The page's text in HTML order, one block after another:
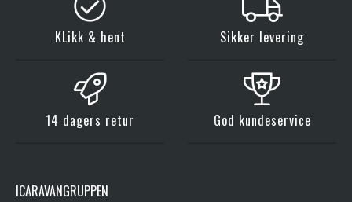
KLikk & hent Sikker levering
14 dagers retur God kundeservice
ICARAVANGRUPPEN